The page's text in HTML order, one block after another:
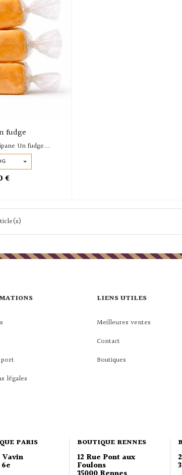
fudge
Un fudge...
€
port
légales
LIENS UTILES
Meilleures ventes
Contact
Boutiques
PARIS
Vavin
BOUTIQUE RENNES
12 Rue Pont aux
Foulons